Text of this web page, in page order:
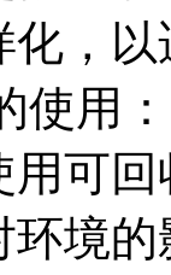
，
使用
用可
境